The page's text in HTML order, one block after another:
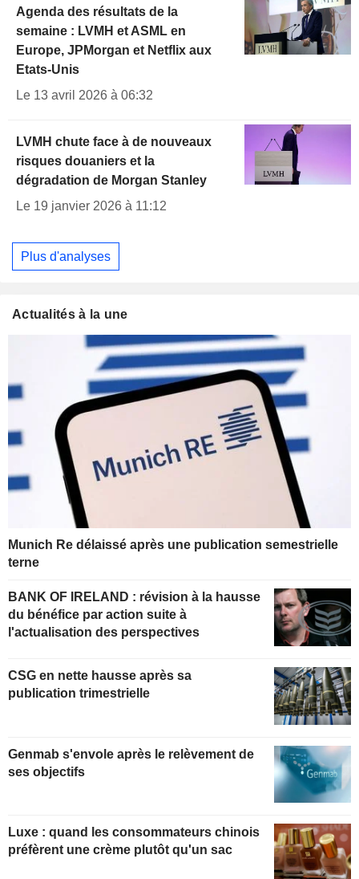
Agenda des résultats de la
semaine : LVMH et ASML en
Europe, JPMorgan et Netflix aux
Etats-Unis
Le 13 avril 2026 à 06:32
LVMH chute face à de nouveaux
risques douaniers et la
dégradation de Morgan Stanley
Le 19 janvier 2026 à 11:12
Plus d'analyses
Actualités à la une
Munich Re délaissé après une publication semestrielle
terne
BANK OF IRELAND : révision à la hausse
du bénéfice par action suite à
l'actualisation des perspectives
CSG en nette hausse après sa
publication trimestrielle
Genmab s'envole après le relèvement de
ses objectifs
Luxe : quand les consommateurs chinois
préfèrent une crème plutôt qu'un sac